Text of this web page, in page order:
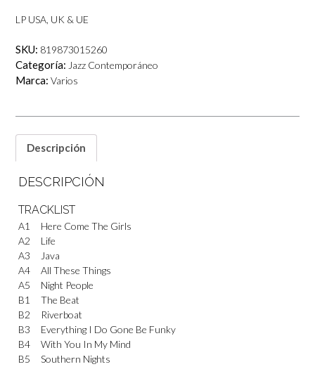
LP USA, UK & UE
SKU: 819873015260
Categoría: Jazz Contemporáneo
Marca: Varios
Descripción
DESCRIPCIÓN
TRACKLIST
A1
Here Come The Girls
A2
Life
A3
Java
A4
All These Things
A5
Night People
B1
The Beat
B2
Riverboat
B3
Everything I Do Gone Be Funky
B4
With You In My Mind
B5
Southern Nights